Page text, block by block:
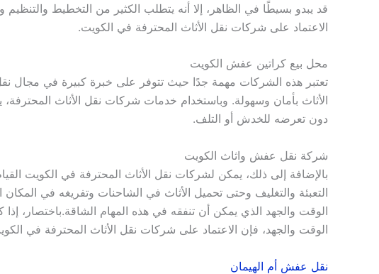
قد يبدو بسيطًا في الظاهر، إلا أنه يتطلب الكثير من التخطيط
الاعتماد على شركات نقل الأثاث المحترفة في الكويت.
محل بيع كراتين عفش الكويت
تعتبر هذه الشركات مهمة جدًا حيث تتوفر على خبرة كبيرة في مجال نقل
الأثاث بأمان وسهولة. وباستخدام خدمات شركات نقل الأثاث المحترفة،
دون تعرضه للخدش أو التلف.
شركة نقل عفش واثاث الكويت
بالإضافة إلى ذلك، يمكن لشركات نقل الأثاث المحترفة في الكويت
التعبئة والتغليف وحتى تحميل الأثاث في الشاحنات وتفريغه في المكان
الوقت والجهد الذي يمكن أن تنفقه في هذه المهام الشاقة.باختصار،
الوقت والجهد، فإن الاعتماد على شركات نقل الأثاث المحترفة في
نقل عفش أم الهيمان